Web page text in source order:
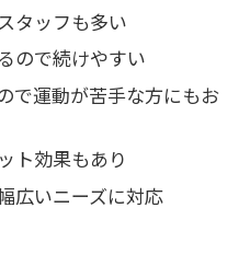
タッフも多い
ので続けやすい
で運動が苦手な方にもお
ト効果もあり
広いニーズに対応